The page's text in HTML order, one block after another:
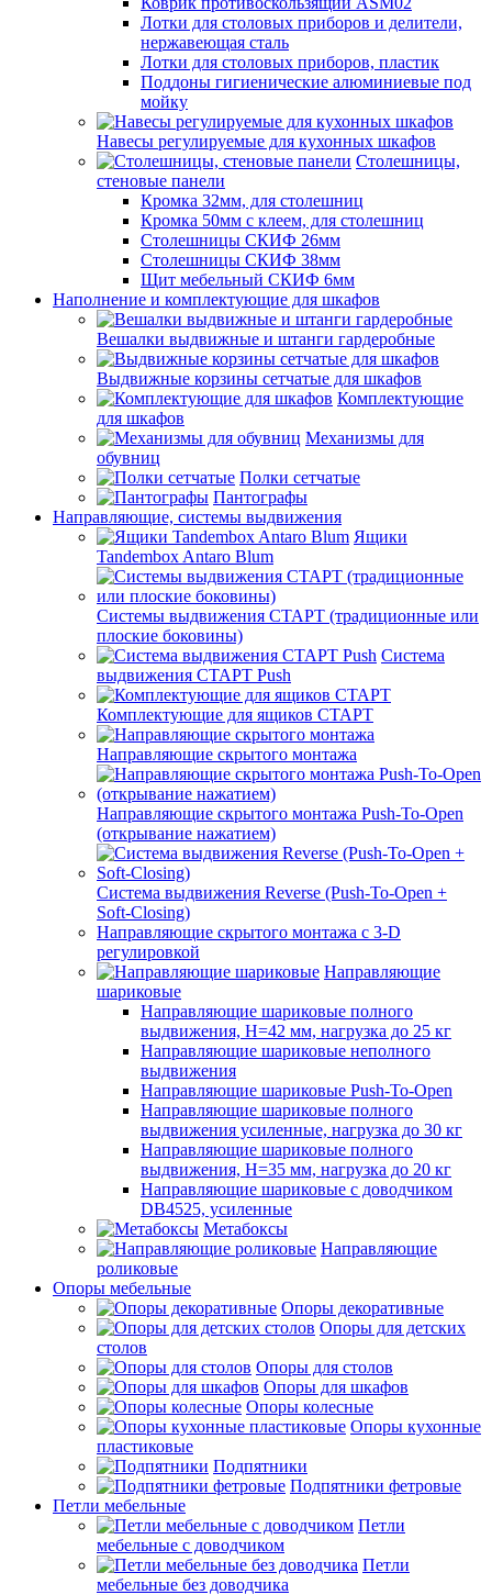
Лотки для столовых приборов и делители,
нержавеющая сталь
Лотки для столовых приборов, пластик
Поддоны гигиенические алюминиевые под
мойку
Навесы регулируемые для кухонных шкафов
Столешницы,
стеновые панели
Кромка 32мм, для столешниц
Кромка 50мм с клеем, для столешниц
Столешницы СКИФ 26мм
Столешницы СКИФ 38мм
Щит мебельный СКИФ 6мм
Наполнение и комплектующие для шкафов
Вешалки выдвижные и штанги гардеробные
Выдвижные корзины сетчатые для шкафов
Комплектующие
для шкафов
Механизмы для
обувниц
Полки сетчатые
Пантографы
Направляющие, системы выдвижения
Ящики
Tandembox Antaro Blum
Системы выдвижения СТАРТ (традиционные или
плоские боковины)
Система
выдвижения СТАРТ Push
Комплектующие для ящиков СТАРТ
Направляющие скрытого монтажа
Направляющие скрытого монтажа Push-To-Open
(открывание нажатием)
Система выдвижения Reverse (Push-To-Open +
Soft-Closing)
Направляющие скрытого монтажа с 3-D
регулировкой
Направляющие
шариковые
Направляющие шариковые полного
выдвижения, H=42 мм, нагрузка до 25 кг
Направляющие шариковые неполного
выдвижения
Направляющие шариковые Push-To-Open
Направляющие шариковые полного
выдвижения усиленные, нагрузка до 30 кг
Направляющие шариковые полного
выдвижения, H=35 мм, нагрузка до 20 кг
Направляющие шариковые с доводчиком
DB4525, усиленные
Метабоксы
Направляющие
роликовые
Опоры мебельные
Опоры декоративные
Опоры для детских
столов
Опоры для столов
Опоры для шкафов
Опоры колесные
Опоры кухонные
пластиковые
Подпятники
Подпятники фетровые
Петли мебельные
Петли
мебельные с доводчиком
Петли
мебельные без доводчика